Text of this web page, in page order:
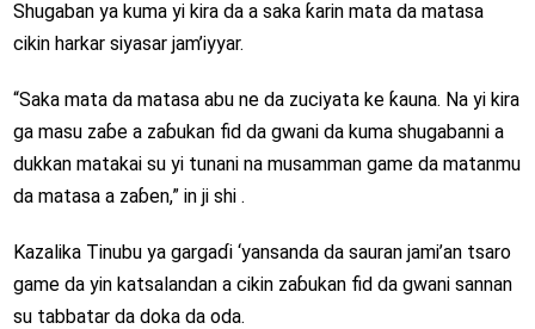
Shugaban ya kuma yi kira da a saka ƙarin mata da matasa
cikin harkar siyasar jam’iyyar.
“Saka mata da matasa abu ne da zuciyata ke ƙauna. Na yi kira
ga masu zaɓe a zaɓukan fid da gwani da kuma shugabanni a
dukkan matakai su yi tunani na musamman game da matanmu
da matasa a zaɓen,” in ji shi .
Kazalika Tinubu ya gargaɗi ‘yansanda da sauran jami’an tsaro
game da yin katsalandan a cikin zaɓukan fid da gwani sannan
su tabbatar da doka da oda.